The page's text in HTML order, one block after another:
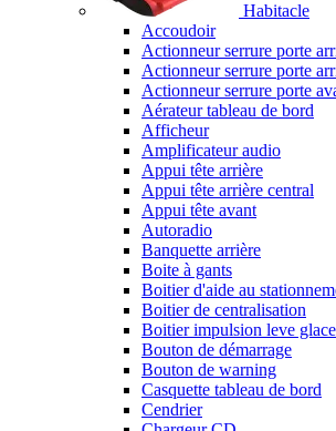
Habitacle
Accoudoir
Actionneur serrure porte
Actionneur serrure porte
Actionneur serrure porte
Aérateur tableau de bord
Afficheur
Amplificateur audio
Appui tête arrière
Appui tête arrière central
Appui tête avant
Autoradio
Banquette arrière
Boite à gants
Boitier d'aide au
Boitier de centralisation
Boitier impulsion leve glace
Bouton de démarrage
Bouton de warning
Casquette tableau de bord
Cendrier